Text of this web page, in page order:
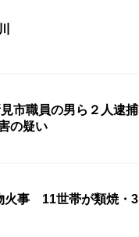
市職員の男ら２人逮捕
の疑い
火事 11世帯が類焼・3